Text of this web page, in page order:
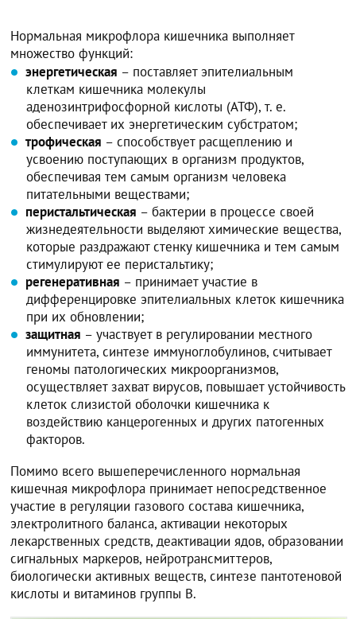
Нормальная микрофлора кишечника выполняет
множество функций:
энергетическая – поставляет эпителиальным
клеткам кишечника молекулы
аденозинтрифосфорной кислоты (АТФ), т. е.
обеспечивает их энергетическим субстратом;
трофическая – способствует расщеплению и
усвоению поступающих в организм продуктов,
обеспечивая тем самым организм человека
питательными веществами;
перистальтическая – бактерии в процессе своей
жизнедеятельности выделяют химические вещества,
которые раздражают стенку кишечника и тем самым
стимулируют ее перистальтику;
регенеративная – принимает участие в
дифференцировке эпителиальных клеток кишечника
при их обновлении;
защитная – участвует в регулировании местного
иммунитета, синтезе иммуноглобулинов, считывает
геномы патологических микроорганизмов,
осуществляет захват вирусов, повышает устойчивость
клеток слизистой оболочки кишечника к
воздействию канцерогенных и других патогенных
факторов.
Помимо всего вышеперечисленного нормальная
кишечная микрофлора принимает непосредственное
участие в регуляции газового состава кишечника,
электролитного баланса, активации некоторых
лекарственных средств, деактивации ядов, образовании
сигнальных маркеров, нейротрансмиттеров,
биологически активных веществ, синтезе пантотеновой
кислоты и витаминов группы В.